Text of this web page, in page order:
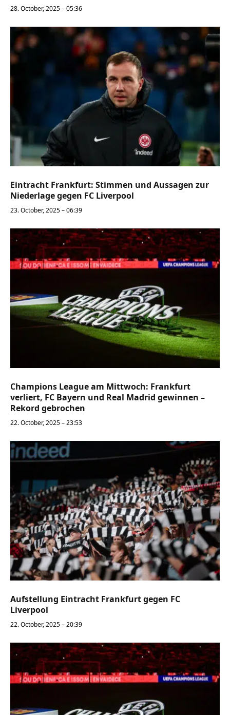
28. October, 2025 – 05:36
Eintracht Frankfurt: Stimmen und Aussagen zur
Niederlage gegen FC Liverpool
23. October, 2025 – 06:39
Champions League am Mittwoch: Frankfurt
verliert, FC Bayern und Real Madrid gewinnen –
Rekord gebrochen
22. October, 2025 – 23:53
Aufstellung Eintracht Frankfurt gegen FC
Liverpool
22. October, 2025 – 20:39